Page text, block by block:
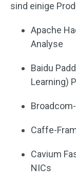
sind einige
Apache
Analyse
Baidu
Learning)
Caffe-
Cavium
NICs